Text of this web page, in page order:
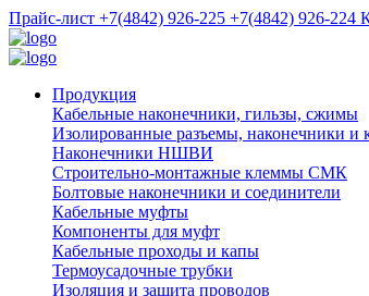
Прайс-лист +7(4842) 926-225 +7(4842) 926-224
Продукция
Кабельные наконечники, гильзы, сжимы
Изолированные разъемы, наконечники и
Наконечники НШВИ
Строительно-монтажные клеммы СМК
Болтовые наконечники и соединители
Кабельные муфты
Компоненты для муфт
Кабельные проходы и капы
Термоусадочные трубки
Изоляция и защита проводов